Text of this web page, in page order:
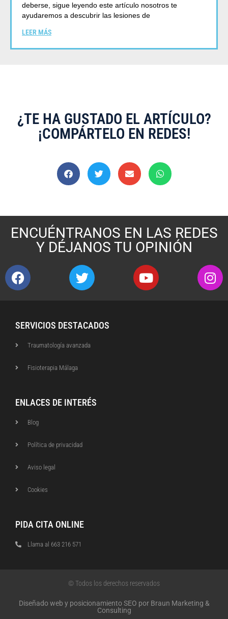
deberse, sigue leyendo este artículo nosotros te
ayudaremos a descubrir las lesiones de
LEER MÁS
¿TE HA GUSTADO EL ARTÍCULO?
¡COMPÁRTELO EN REDES!
ENCUÉNTRANOS EN LAS REDES
Y DÉJANOS TU OPINIÓN
SERVICIOS DESTACADOS
Traumatología avanzada
Fisioterapia Málaga
ENLACES DE INTERÉS
Blog
Política de privacidad
Aviso legal
Cookies
PIDA CITA ONLINE
Llama al 663 216 571
© Todos los derechos reservados
Diseñado web y posicionamiento SEO por Braun Marketing &
Consulting